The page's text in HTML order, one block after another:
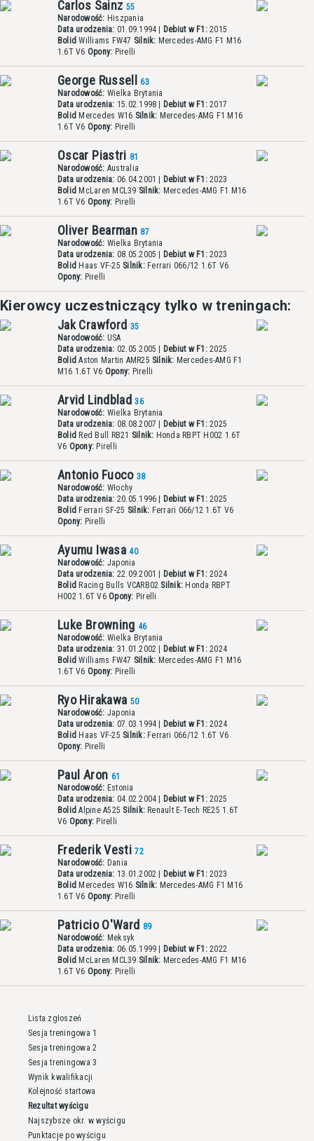
Carlos Sainz 55
Narodowość: Hiszpania
Data urodzenia: 01.09.1994 | Debiut w F1:2015
Bolid Williams FW47 Silnik: Mercedes-AMG F1 M16
1.6T V6 Opony: Pirelli
George Russell
63
Narodowość: Wielka Brytania
Data urodzenia: 15.02.1998 | Debiut w F1:2017
Bolid Mercedes W16 Silnik: Mercedes-AMG F1 M16
1.6T V6 Opony: Pirelli
Oscar Piastri 81
Narodowość: Australia
Data urodzenia: 06.04.2001 | Debiut w F1:2023
Bolid McLaren MCL39 Silnik: Mercedes-AMG F1 M16
1.6T V6 Opony: Pirelli
Oliver Bearman 87
Narodowość: Wielka Brytania
Data urodzenia: 08.05.2005 | Debiut w F1:2023
Bolid Haas VF-25 Silnik:Ferrari 066/12 1.6T V6
Opony: Pirelli
Kierowcy uczestniczący tylko w treningach:
Jak Crawford 35
Narodowość: USA
Data urodzenia: 02.05.2005 | Debiut w F1:2025
Bolid Aston Martin AMR25 Silnik: Mercedes-AMG F1
M16 1.6T V6 Opony: Pirelli
Arvid Lindblad36
Narodowość: Wielka Brytania
Data urodzenia: 08.08.2007 | Debiut w F1:2025
Bolid Red Bull RB21 Silnik: Honda RBPT H002 1.6T
V6 Opony: Pirelli
Antonio Fuoco38
Narodowość: Włochy
Data urodzenia: 20.05.1996 | Debiut w F1:2025
Bolid Ferrari SF-25 Silnik: Ferrari 066/12 1.6T V6
Opony: Pirelli
Ayumu Iwasa40
Narodowość: Japonia
Data urodzenia: 22.09.2001 | Debiut w F1:2024
Bolid Racing Bulls VCARB02 Silnik: Honda RBPT
H002 1.6T V6 Opony: Pirelli
Luke Browning46
Narodowość: Wielka Brytania
Data urodzenia: 31.01.2002 | Debiut w F1:2024
Bolid Williams FW47 Silnik: Mercedes-AMG F1 M16
1.6T V6 Opony: Pirelli
Ryo Hirakawa 50
Narodowość: Japonia
Data urodzenia: 07.03.1994 | Debiut w F1:2024
Bolid Haas VF-25 Silnik:Ferrari 066/12 1.6T V6
Opony: Pirelli
Paul Aron 61
Narodowość: Estonia
Data urodzenia: 04.02.2004 | Debiut w F1:2025
Bolid Alpine A525 Silnik: Renault E-Tech RE25 1.6T
V6 Opony: Pirelli
Frederik Vesti72
Narodowość: Dania
Data urodzenia: 13.01.2002 | Debiut w F1:2023
Bolid Mercedes W16 Silnik: Mercedes-AMG F1 M16
1.6T V6 Opony: Pirelli
Patricio O'Ward 89
Narodowość: Meksyk
Data urodzenia: 06.05.1999 | Debiut w F1:2022
Bolid McLaren MCL39 Silnik: Mercedes-AMG F1 M16
1.6T V6 Opony: Pirelli
Lista zgłoszeń
Sesja treningowa 1
Sesja treningowa 2
Sesja treningowa 3
Wynik kwalifikacji
Kolejność startowa
Rezultat wyścigu
Najszybsze okr. w wyścigu
Punktacje po wyścigu